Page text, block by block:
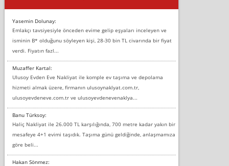
Yasemin Dolunay:
Emlakçı tavsiyesiyle önceden evime gelip eşyaları inceleyen ve
isminin B* olduğunu söyleyen kişi, 28-30 bin TL civarında bir fiyat
verdi. Fiyatın fazl...
Muzaffer Kartal:
Ulusoy Evden Eve Nakliyat ile komple ev taşıma ve depolama
hizmeti almak üzere, firmanın ulusoynaklyat.com.tr,
ulusoyevdeneve.com.tr ve ulusoyevdenevenaklya...
Banu Türksoy:
Haliç Nakliyat ile 26.000 TL karşılığında, 700 metre kadar yakın bir
mesafeye 4+1 evimi taşıdık. Taşıma günü geldiğinde, anlaşmamıza
göre beli...
Hakan Sönmez: